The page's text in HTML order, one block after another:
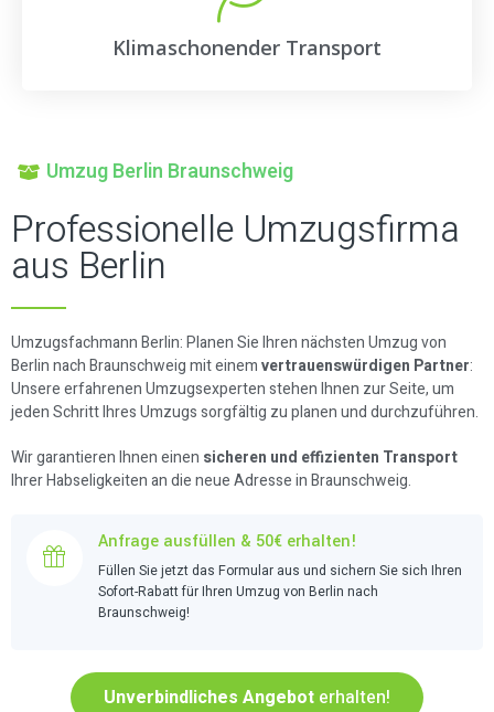
Klimaschonender Transport
Umzug Berlin Braunschweig
Professionelle Umzugsfirma
aus Berlin
Umzugsfachmann Berlin: Planen Sie Ihren nächsten Umzug von
Berlin nach Braunschweig mit einemvertrauenswürdigen Partner:
Unsere erfahrenen Umzugsexperten stehen Ihnen zur Seite, um
jeden Schritt Ihres Umzugs sorgfältig zu planen und durchzuführen.
Wir garantieren Ihnen einen sicheren und effizienten Transport
Ihrer Habseligkeiten an die neue Adresse in Braunschweig.
Anfrage ausfüllen & 50€ erhalten!
Füllen Sie jetzt das Formular aus und sichern Sie sich Ihren
Sofort-Rabatt für Ihren Umzug von Berlin nach
Braunschweig!
Unverbindliches Angebot erhalten!